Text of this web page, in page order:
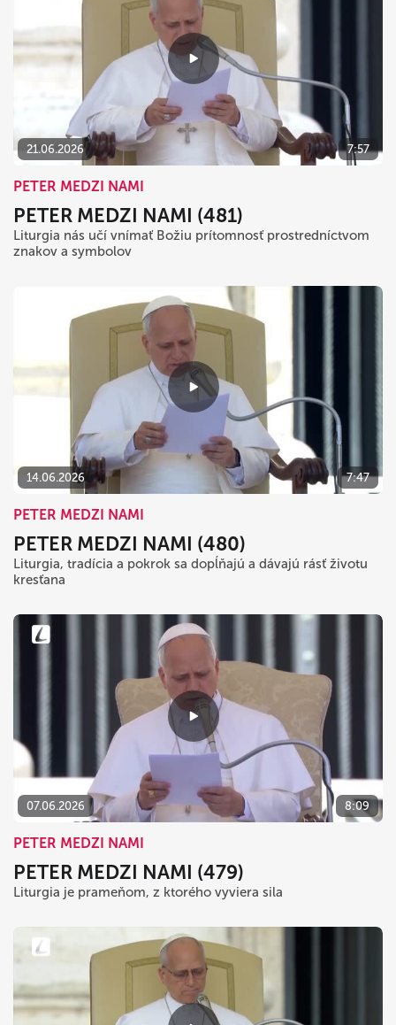
21.06.2026 7:57
PETER MEDZI NAMI
PETER MEDZI NAMI (481)
Liturgia nás učí vnímať Božiu prítomnosť prostredníctvom
znakov a symbolov
14.06.2026 7:47
PETER MEDZI NAMI
PETER MEDZI NAMI (480)
Liturgia, tradícia a pokrok sa dopĺňajú a dávajú rásť životu
kresťana
07.06.2026 8:09
PETER MEDZI NAMI
PETER MEDZI NAMI (479)
Liturgia je prameňom, z ktorého vyviera sila